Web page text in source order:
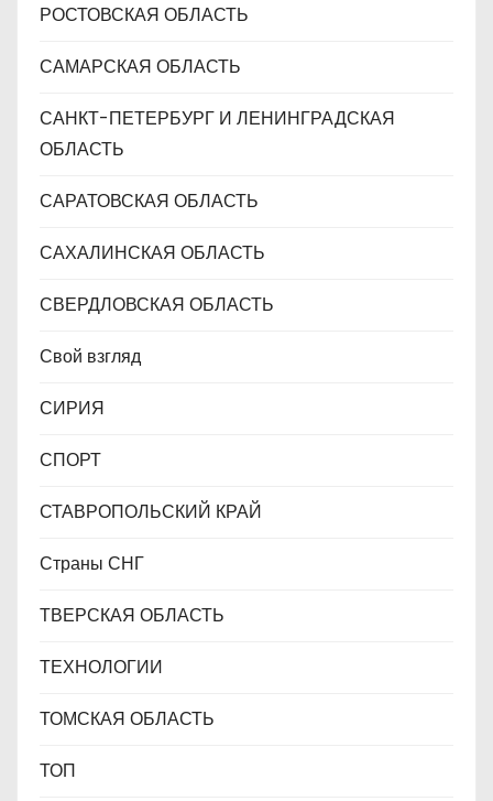
РОСТОВСКАЯ ОБЛАСТЬ
САМАРСКАЯ ОБЛАСТЬ
САНКТ-ПЕТЕРБУРГ И ЛЕНИНГРАДСКАЯ
ОБЛАСТЬ
САРАТОВСКАЯ ОБЛАСТЬ
САХАЛИНСКАЯ ОБЛАСТЬ
СВЕРДЛОВСКАЯ ОБЛАСТЬ
Свой взгляд
СИРИЯ
СПОРТ
СТАВРОПОЛЬСКИЙ КРАЙ
Страны СНГ
ТВЕРСКАЯ ОБЛАСТЬ
ТЕХНОЛОГИИ
ТОМСКАЯ ОБЛАСТЬ
ТОП